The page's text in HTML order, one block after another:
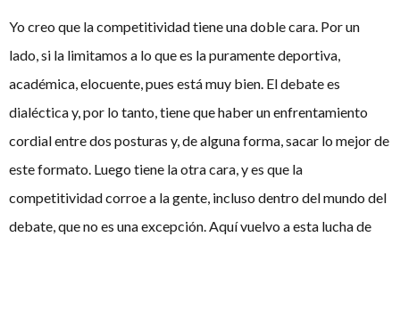
Yo creo que la competitividad tiene una doble cara. Por un
lado, si la limitamos a lo que es la puramente deportiva,
académica, elocuente, pues está muy bien. El debate es
dialéctica y, por lo tanto, tiene que haber un enfrentamiento
cordial entre dos posturas y, de alguna forma, sacar lo mejor de
este formato. Luego tiene la otra cara, y es que la
competitividad corroe a la gente, incluso dentro del mundo del
debate, que no es una excepción. Aquí vuelvo a esta lucha de